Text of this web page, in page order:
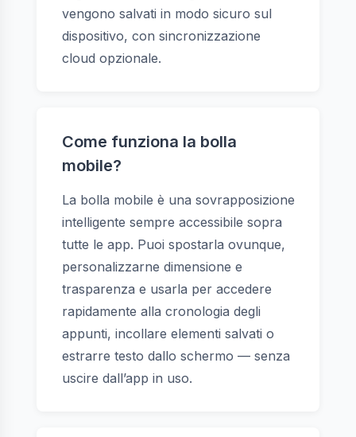
vengono salvati in modo sicuro sul
dispositivo, con sincronizzazione
cloud opzionale.
Come funziona la bolla
mobile?
La bolla mobile è una sovrapposizione
intelligente sempre accessibile sopra
tutte le app. Puoi spostarla ovunque,
personalizzarne dimensione e
trasparenza e usarla per accedere
rapidamente alla cronologia degli
appunti, incollare elementi salvati o
estrarre testo dallo schermo — senza
uscire dall’app in uso.